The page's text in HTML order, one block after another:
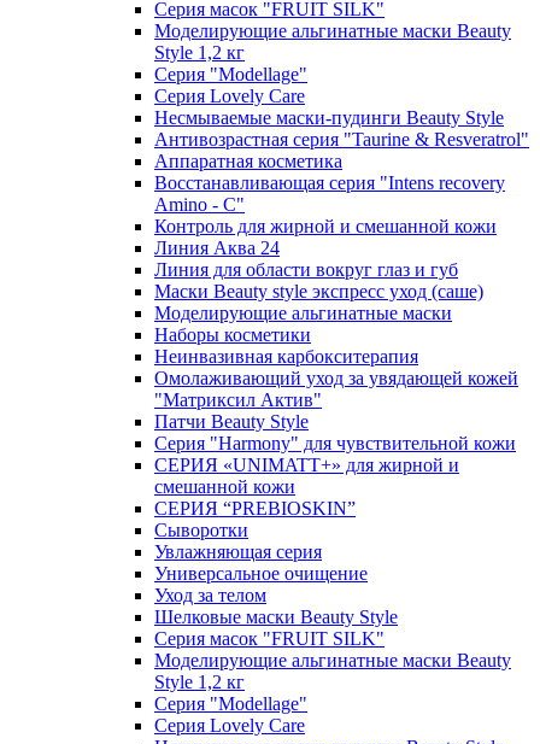
Серия масок "FRUIT SILK"
Моделирующие альгинатные маски Beauty
Style 1,2 кг
Серия "Modellage"
Cерия Lovely Care
Несмываемые маски-пудинги Beauty Style
Антивозрастная серия "Taurine & Resveratrol"
Аппаратная косметика
Восстанавливающая серия "Intens recovery
Amino - C"
Контроль для жирной и смешанной кожи
Линия Аква 24
Линия для области вокруг глаз и губ
Маски Beauty style экспресс уход (саше)
Моделирующие альгинатные маски
Наборы косметики
Неинвазивная карбокситерапия
Омолаживающий уход за увядающей кожей
"Матриксил Актив"
Патчи Beauty Style
Серия "Harmony" для чувствительной кожи
СЕРИЯ «UNIMATT+» для жирной и
смешанной кожи
СЕРИЯ “PREBIOSKIN”
Сыворотки
Увлажняющая серия
Универсальное очищение
Уход за телом
Шелковые маски Beauty Style
Серия масок "FRUIT SILK"
Моделирующие альгинатные маски Beauty
Style 1,2 кг
Серия "Modellage"
Cерия Lovely Care